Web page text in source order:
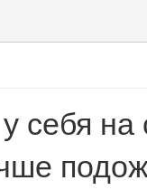
себя на